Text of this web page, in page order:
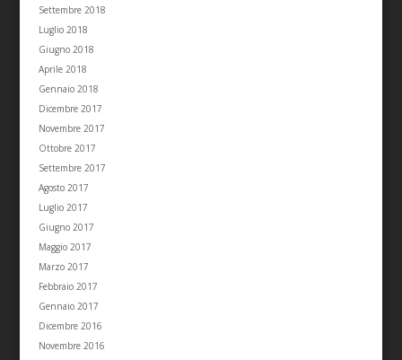
Settembre 2018
Luglio 2018
Giugno 2018
Aprile 2018
Gennaio 2018
Dicembre 2017
Novembre 2017
Ottobre 2017
Settembre 2017
Agosto 2017
Luglio 2017
Giugno 2017
Maggio 2017
Marzo 2017
Febbraio 2017
Gennaio 2017
Dicembre 2016
Novembre 2016